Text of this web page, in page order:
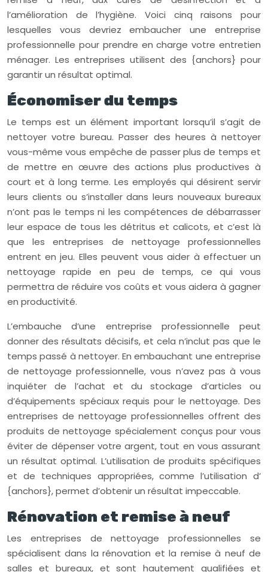
l’amélioration de l’hygiène. Voici cinq raisons pour
lesquelles vous devriez embaucher une entreprise
professionnelle pour prendre en charge votre entretien
ménager. Les entreprises utilisent des {anchors} pour
garantir un résultat optimal.
Économiser du temps
Le temps est un élément important lorsqu’il s’agit de
nettoyer votre bureau. Passer des heures à nettoyer
vous-même vous empêche de passer plus de temps et
de mettre en œuvre des actions plus productives à
court et à long terme. Les employés qui désirent servir
leurs clients ou s’installer dans leurs nouveaux bureaux
n’ont pas le temps ni les compétences de débarrasser
leur espace de tous les détritus et calicots, et c’est là
que les entreprises de nettoyage professionnelles
entrent en jeu. Elles peuvent vous aider à effectuer un
nettoyage rapide en peu de temps, ce qui vous
permettra de réduire vos coûts et vous aidera à gagner
en productivité.
L’embauche d’une entreprise professionnelle peut
donner des résultats décisifs, et cela n’inclut pas que le
temps passé à nettoyer. En embauchant une entreprise
de nettoyage professionnelle, vous n’avez pas à vous
inquiéter de l’achat et du stockage d’articles ou
d’équipements spéciaux requis pour le nettoyage. Des
entreprises de nettoyage professionnelles offrent des
produits de nettoyage spécialement conçus pour vous
éviter de dépenser votre argent, tout en vous assurant
un résultat optimal. L’utilisation de produits spécifiques
et de techniques appropriées, comme l’utilisation d’
{anchors}, permet d’obtenir un résultat impeccable.
Rénovation et remise à neuf
Les entreprises de nettoyage professionnelles se
spécialisent dans la rénovation et la remise à neuf de
salles et bureaux, et sont hautement qualifiées et